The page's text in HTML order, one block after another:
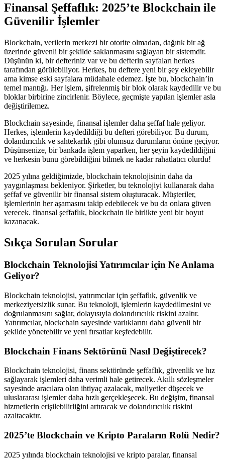
Finansal Şeffaflık: 2025’te Blockchain ile
Güvenilir İşlemler
Blockchain, verilerin merkezi bir otorite olmadan, dağıtık bir ağ
üzerinde güvenli bir şekilde saklanmasını sağlayan bir sistemdir.
Düşünün ki, bir defteriniz var ve bu defterin sayfaları herkes
tarafından görülebiliyor. Herkes, bu deftere yeni bir şey ekleyebilir
ama kimse eski sayfalara müdahale edemez. İşte bu, blockchain’in
temel mantığı. Her işlem, şifrelenmiş bir blok olarak kaydedilir ve bu
bloklar birbirine zincirlenir. Böylece, geçmişte yapılan işlemler asla
değiştirilemez.
Blockchain sayesinde, finansal işlemler daha şeffaf hale geliyor.
Herkes, işlemlerin kaydedildiği bu defteri görebiliyor. Bu durum,
dolandırıcılık ve sahtekarlık gibi olumsuz durumların önüne geçiyor.
Düşünsenize, bir bankada işlem yaparken, her şeyin kaydedildiğini
ve herkesin bunu görebildiğini bilmek ne kadar rahatlatıcı olurdu!
2025 yılına geldiğimizde, blockchain teknolojisinin daha da
yaygınlaşması bekleniyor. Şirketler, bu teknolojiyi kullanarak daha
şeffaf ve güvenilir bir finansal sistem oluşturacak. Müşteriler,
işlemlerinin her aşamasını takip edebilecek ve bu da onlara güven
verecek. finansal şeffaflık, blockchain ile birlikte yeni bir boyut
kazanacak.
Sıkça Sorulan Sorular
Blockchain Teknolojisi Yatırımcılar için Ne Anlama
Geliyor?
Blockchain teknolojisi, yatırımcılar için şeffaflık, güvenlik ve
merkeziyetsizlik sunar. Bu teknoloji, işlemlerin kaydedilmesini ve
doğrulanmasını sağlar, dolayısıyla dolandırıcılık riskini azaltır.
Yatırımcılar, blockchain sayesinde varlıklarını daha güvenli bir
şekilde yönetebilir ve yeni fırsatlar keşfedebilir.
Blockchain Finans Sektörünü Nasıl Değiştirecek?
Blockchain teknolojisi, finans sektöründe şeffaflık, güvenlik ve hız
sağlayarak işlemleri daha verimli hale getirecek. Akıllı sözleşmeler
sayesinde aracılara olan ihtiyaç azalacak, maliyetler düşecek ve
uluslararası işlemler daha hızlı gerçekleşecek. Bu değişim, finansal
hizmetlerin erişilebilirliğini artıracak ve dolandırıcılık riskini
azaltacaktır.
2025’te Blockchain ve Kripto Paraların Rolü Nedir?
2025 yılında blockchain teknolojisi ve kripto paralar, finansal